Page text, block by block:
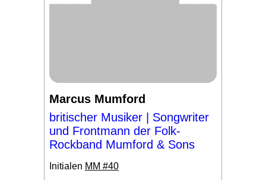
Marcus Mumford
britischer Musiker | Songwriter
und Frontmann der Folk-
Rockband Mumford & Sons
Initialen MM #40